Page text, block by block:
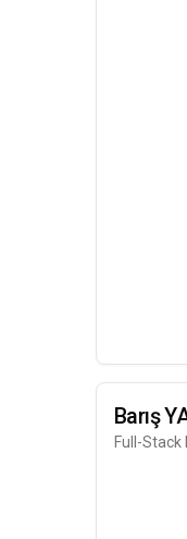
Barış
Full-Stack